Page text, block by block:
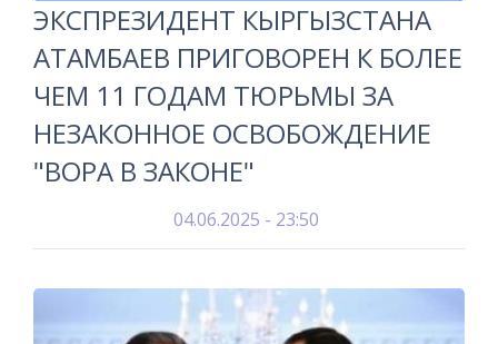
ЭКСПРЕЗИДЕНТ КЫРГЫЗСТАНА
АТАМБАЕВ ПРИГОВОРЕН К БОЛЕЕ
ЧЕМ 11 ГОДАМ ТЮРЬМЫ ЗА
НЕЗАКОННОЕ ОСВОБОЖДЕНИЕ
"ВОРА В ЗАКОНЕ"
04.06.2025 - 23:50